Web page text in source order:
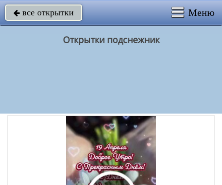
 все открытки Меню
Открытки подснежник